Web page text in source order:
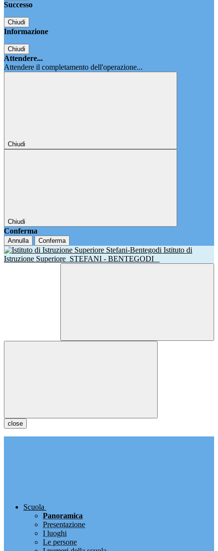
Successo
Chiudi
Informazione
Chiudi
Attendere...
Attendere il completamento dell'operazione...
Chiudi
Chiudi
Conferma
Annulla Conferma
Istituto di
Istruzione Superiore STEFANI - BENTEGODI
close
Scuola
Panoramica
Presentazione
I luoghi
Le persone